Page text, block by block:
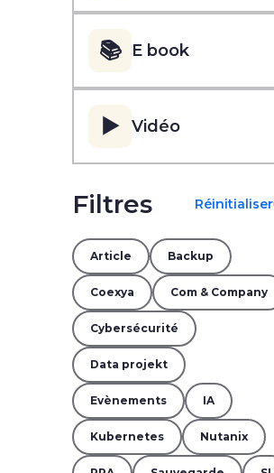
📚 E book
▶️ Vidéo
Filtres Réinitialiser
Article Backup
Coexya Com & Company
Cybersécurité
Data projekt
Evènements IA
Kubernetes Nutanix